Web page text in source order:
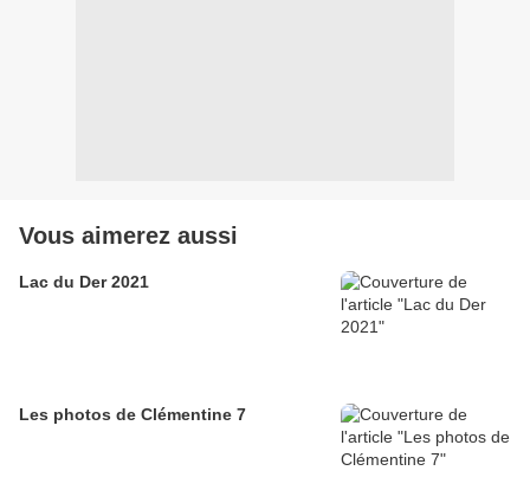
Vous aimerez aussi
Lac du Der 2021
Les photos de Clémentine 7